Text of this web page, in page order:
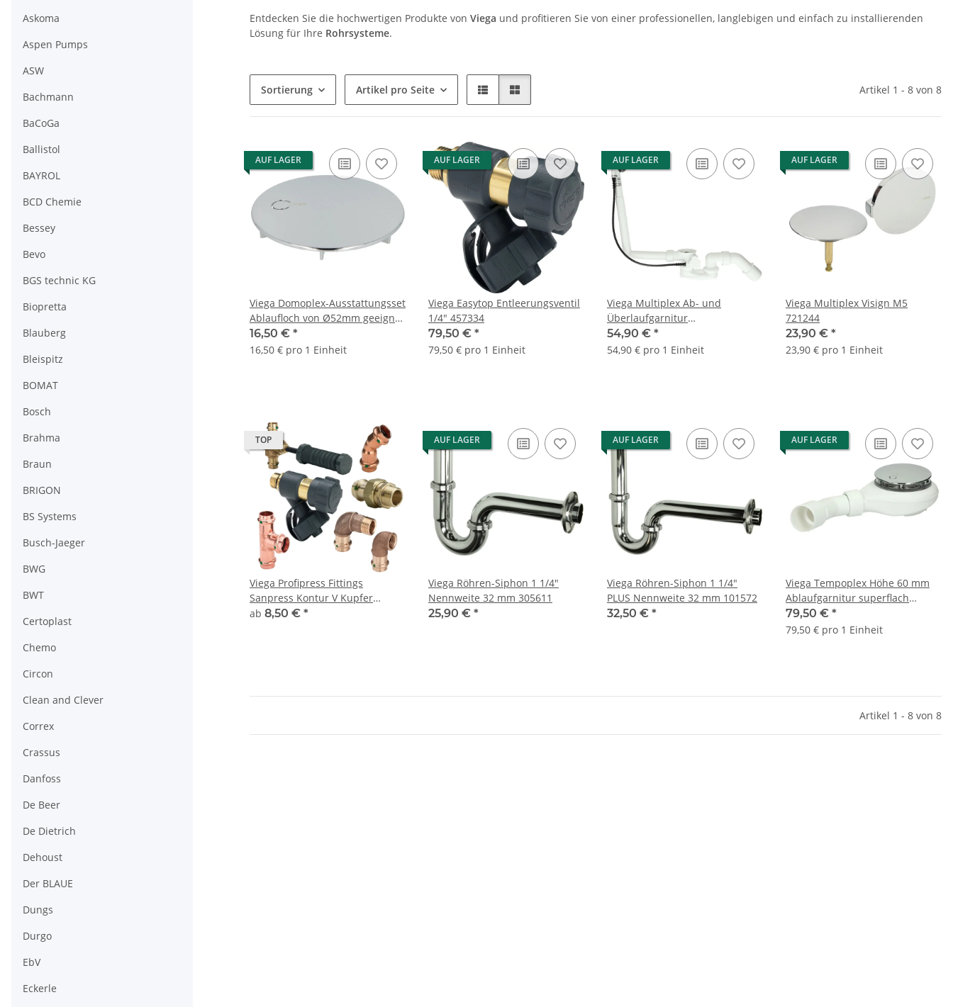
Entdecken Sie die hochwertigen Produkte von Viega und profitieren Sie von einer professionellen, langlebigen und einfach zu installierenden
Lösung für Ihre Rohrsysteme.
Sortierung Artikel pro Seite Artikel 1 - 8 von 8
AUF LAGER
Viega Domoplex-Ausstattungsset
Ablaufloch von Ø52mm geeignet
chrom Modell 6928.0
16,50 € *
16,50 € pro 1 Einheit
AUF LAGER
Viega Easytop Entleerungsventil
1/4" 457334
79,50 € *
79,50 € pro 1 Einheit
AUF LAGER
Viega Multiplex Ab- und
Überlaufgarnitur
Funktionseinheit 103071
54,90 € *
54,90 € pro 1 Einheit
AUF LAGER
Viega Multiplex Visign M5
721244
23,90 € *
23,90 € pro 1 Einheit
TOP
Viega Profipress Fittings
Sanpress Kontur V Kupfer
Fittings Bogen Winkel DVGW
ab 8,50 € *
AUF LAGER
Viega Röhren-Siphon 1 1/4"
Nennweite 32 mm 305611
25,90 € *
AUF LAGER
Viega Röhren-Siphon 1 1/4"
PLUS Nennweite 32 mm 101572
32,50 € *
AUF LAGER
Viega Tempoplex Höhe 60 mm
Ablaufgarnitur superflach
Duschwanne Ø 90 mm Modell
6963 634100
79,50 € *
79,50 € pro 1 Einheit
Artikel 1 - 8 von 8
Askoma
Aspen Pumps
ASW
Bachmann
BaCoGa
Ballistol
BAYROL
BCD Chemie
Bessey
Bevo
BGS technic KG
Biopretta
Blauberg
Bleispitz
BOMAT
Bosch
Brahma
Braun
BRIGON
BS Systems
Busch-Jaeger
BWG
BWT
Certoplast
Chemo
Circon
Clean and Clever
Correx
Crassus
Danfoss
De Beer
De Dietrich
Dehoust
Der BLAUE
Dungs
Durgo
EbV
Eckerle